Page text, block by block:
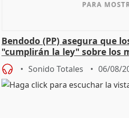
Bendodo (PP) asegura que
"cumplirán la ley" sobre los
Sonido Totales 06/08/